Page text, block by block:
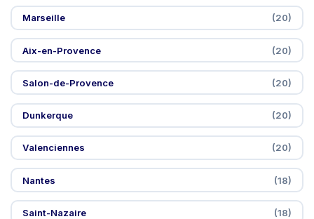
Marseille (20)
Aix-en-Provence (20)
Salon-de-Provence (20)
Dunkerque (20)
Valenciennes (20)
Nantes (18)
Saint-Nazaire (18)